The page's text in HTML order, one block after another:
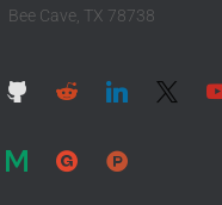
Bee Cave, TX 78738